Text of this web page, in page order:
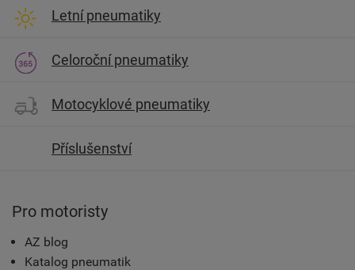
Letní pneumatiky
Celoroční pneumatiky
Motocyklové pneumatiky
Příslušenství
Pro motoristy
AZ blog
Katalog pneumatik